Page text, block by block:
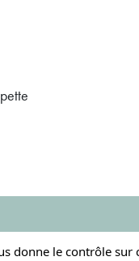
donne le contrôle